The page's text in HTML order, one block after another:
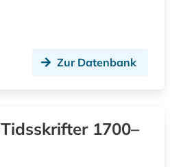
Zur Datenbank
1700–